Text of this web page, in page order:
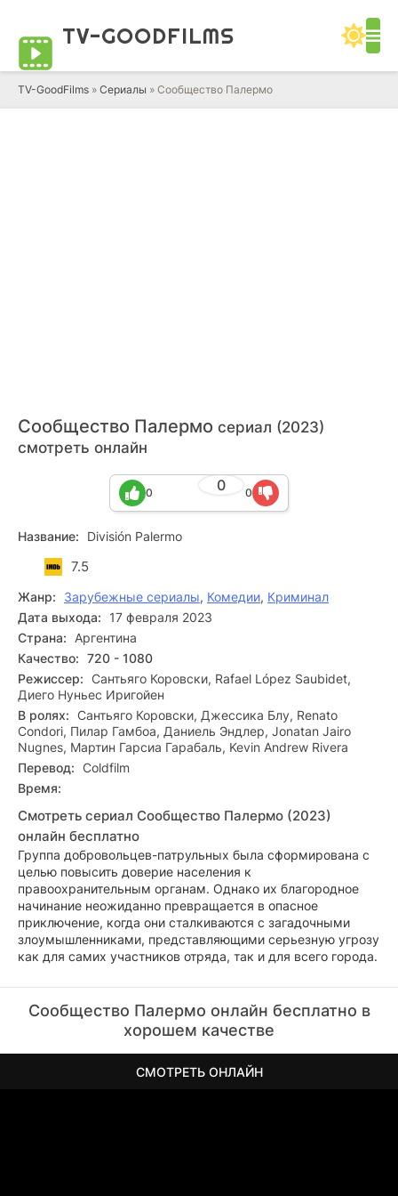
TV-GOODFILMS
TV-GoodFilms » Сериалы » Сообщество Палермо
Сообщество Палермо сериал (2023)
смотреть онлайн
0
0 0
Название: División Palermo
7.5
Жанр: Зарубежные сериалы, Комедии, Криминал
Дата выхода:
17 февраля 2023
Страна:
Аргентина
Качество: 720 - 1080
Режиссер: Сантьяго Коровски, Rafael López Saubidet,
Диего Нуньес Иригойен
В ролях: Сантьяго Коровски, Джессика Блу, Renato
Condori, Пилар Гамбоа, Даниель Эндлер, Jonatan Jairo
Nugnes, Мартин Гарсиа Гарабаль, Kevin Andrew Rivera
Перевод: Coldfilm
Время:
Смотреть сериал Сообщество Палермо (2023)
онлайн бесплатно
Группа добровольцев-патрульных была сформирована с
целью повысить доверие населения к
правоохранительным органам. Однако их благородное
начинание неожиданно превращается в опасное
приключение, когда они сталкиваются с загадочными
злоумышленниками, представляющими серьезную угрозу
как для самих участников отряда, так и для всего города.
Сообщество Палермо онлайн бесплатно в
хорошем качестве
СМОТРЕТЬ ОНЛАЙН